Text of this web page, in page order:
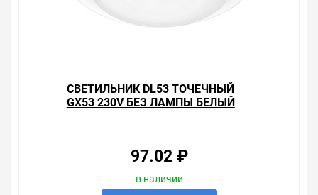
продаем, насчитывает десятки тысяч позиций. На
сайте можно найти как товары, пользующиеся
делается на безопасность и качество продукции. Так
же цена - 172.48 ₽ может быть для Вас и ниже так как у
нас действуют хорошие скидки для оптовых
Мы предлагаем большой выбор товаров из категории
Встраиваемые точечные светильники под цоколь
по хорошим ценам. Уверены, что вы найдете на нашем
СВЕТИЛЬНИК DL53 ТОЧЕЧНЫЙ
GX53 230V БЕЗ ЛАМПЫ БЕЛЫЙ
97.02 ₽
в наличии